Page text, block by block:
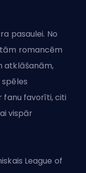
pasaulei. No
romancēm
atklāšanām,
fanu favorīti, citi
vispār
League of